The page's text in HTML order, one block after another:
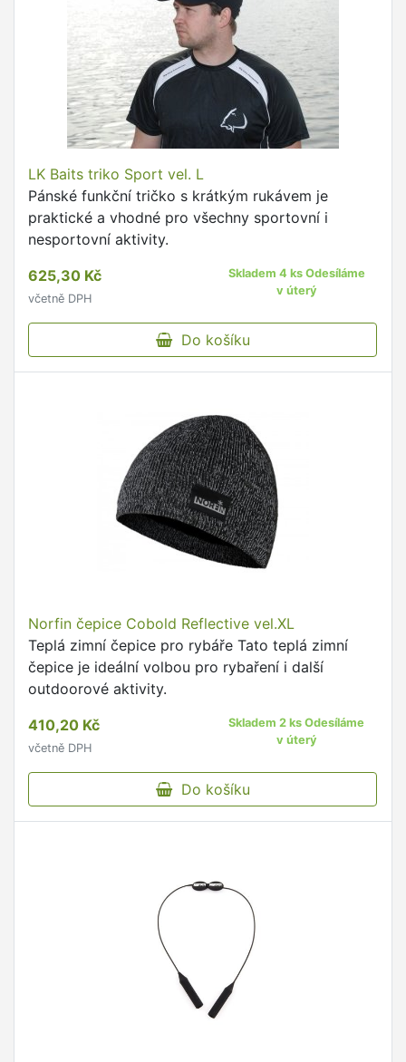
LK Baits triko Sport vel. L
Pánské funkční tričko s krátkým rukávem je
praktické a vhodné pro všechny sportovní i
nesportovní aktivity.
625,30 Kč
včetně DPH
Skladem 4 ks Odesíláme
v úterý
Do košíku
Norfin čepice Cobold Reflective vel.XL
Teplá zimní čepice pro rybáře Tato teplá zimní
čepice je ideální volbou pro rybaření i další
outdoorové aktivity.
410,20 Kč
včetně DPH
Skladem 2 ks Odesíláme
v úterý
Do košíku